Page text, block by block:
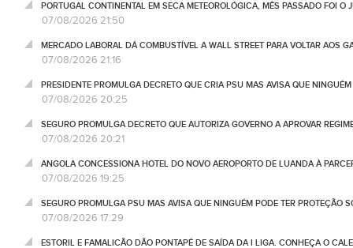
PORTUGAL CONTINENTAL EM SECA METEOROLÓGICA, MÊS PASSADO FOI O
07/08/2026 21:50
MERCADO LABORAL DÁ COMBUSTÍVEL A WALL STREET PARA VOLTAR AOS
07/08/2026 21:16
PRESIDENTE PROMULGA DECRETO QUE CRIA PSU MAS AVISA QUE
07/08/2026 20:25
SEGURO PROMULGA DECRETO QUE AUTORIZA GOVERNO A APROVAR
07/08/2026 20:21
ANGOLA CONCESSIONA HOTEL DO NOVO AEROPORTO DE LUANDA À
07/08/2026 19:25
SEGURO PROMULGA PSU MAS AVISA QUE NINGUÉM PODE TER PROTEÇÃO
07/08/2026 17:29
ESTORIL E FAMALICÃO DÃO PONTAPÉ DE SAÍDA DA I LIGA. CONHEÇA O